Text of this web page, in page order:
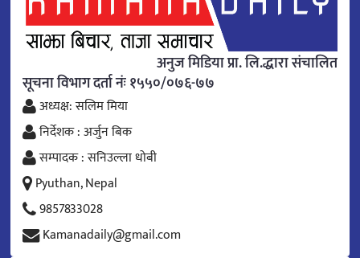
अनुज मिडिया प्रा. लि.द्धारा संचालित
सूचना विभाग दर्ता नंः १५५०/०७६-७७
अध्यक्ष: सलिम मिया
निर्देशक : अर्जुन बिक
सम्पादक : सनिउल्ला धोबी
Pyuthan, Nepal
9857833028
Kamanadaily@gmail.com